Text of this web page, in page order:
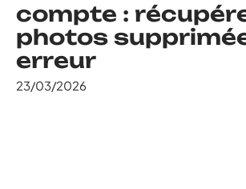
compte :
photos
erreur
23/03/2026